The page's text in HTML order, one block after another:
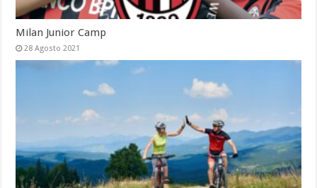
Milan Junior Camp
28 Agosto 2021